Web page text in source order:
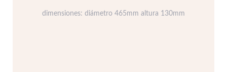
dimensiones: diámetro 465mm altura 130mm